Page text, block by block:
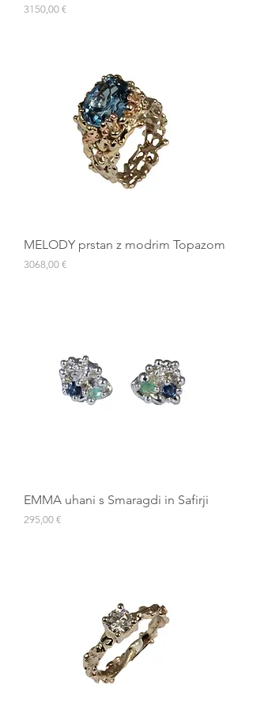
Cena
3150,00 €
MELODY prstan z modrim Topazom
Cena
3068,00 €
EMMA uhani s Smaragdi in Safirji
Cena
295,00 €